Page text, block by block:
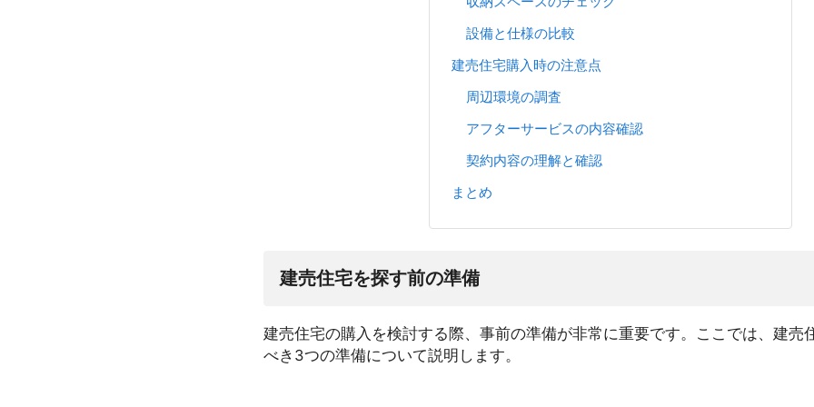
設備と仕様の比較
建売住宅購入時の注意点
周辺環境の調査
アフターサービスの内容確認
契約内容の理解と確認
まとめ
建売住宅を探す前の準備
建売住宅の購入を検討する際、事前の準備が非常に重要です。ここでは、建売
べき3つの準備について説明します。